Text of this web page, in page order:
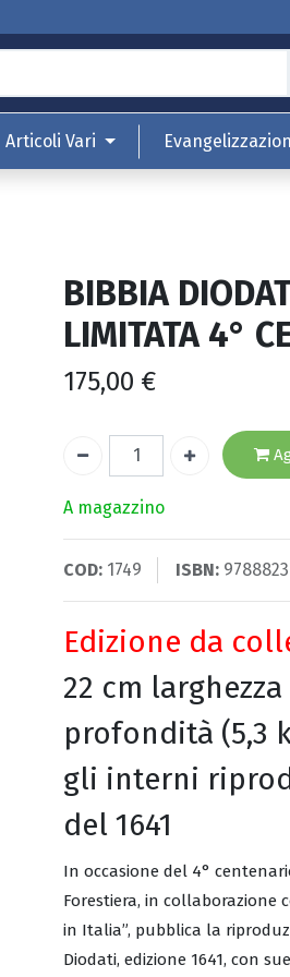
Articoli Vari
BIBBIA
LIMITATA 4°
175,00 €
A magazzino
COD: 1749 ISBN:
Edizione da
22 cm
profondità (5,3
gli interni
del 1641
In occasione del 4°
Forestiera, in collaborazione
in Italia”, pubblica la
Diodati, edizione 1641, con